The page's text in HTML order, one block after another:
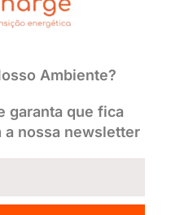
Ambiente?
garanta que fica
a nossa newsletter